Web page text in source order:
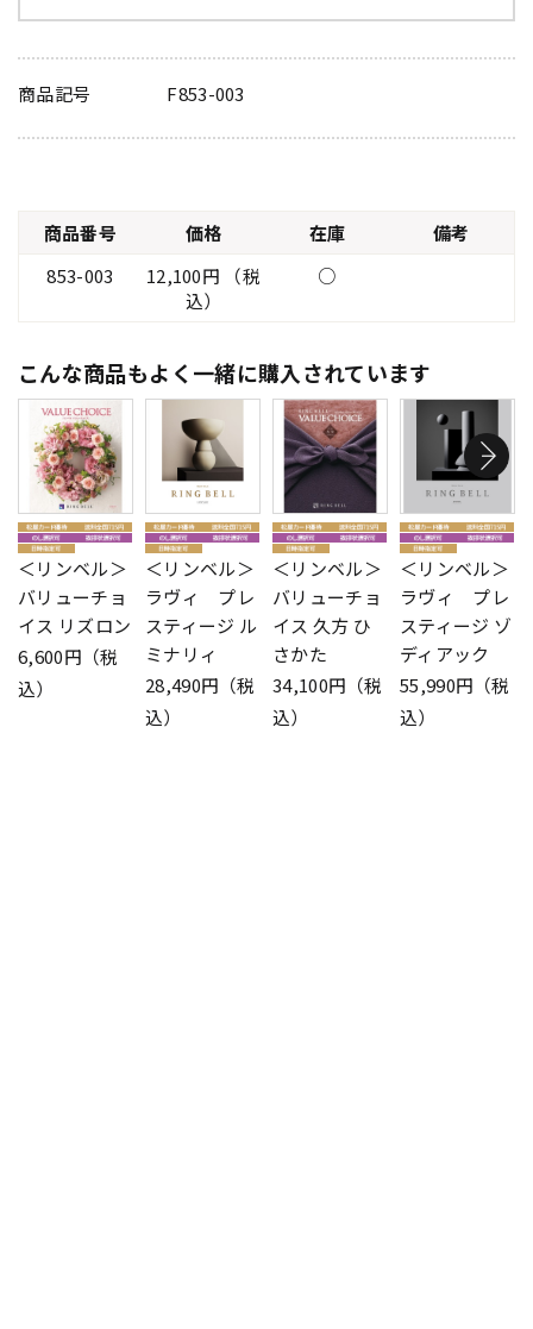
商品記号 F853-003
商品番号 価格 在庫
備考
853-003
12,100円 （税
込）
○
こんな商品もよく一緒に購入されています
＜リンベル＞
バリューチョ
イス リズロン
6,600円（税
込）
＜リンベル＞
ラヴィ プレ
スティージ ル
ミナリィ
28,490円（税
込）
＜リンベル＞
バリューチョ
イス 久方 ひ
さかた
34,100円（税
込）
＜リンベル＞
ラヴィ プレ
スティージ ゾ
ディアック
55,990円（税
込）